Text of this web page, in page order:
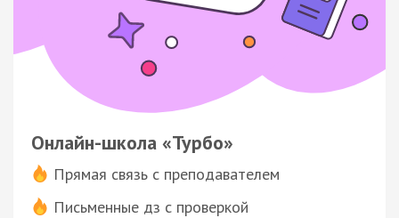
Онлайн-школа «Турбо»
Прямая связь с преподавателем
Письменные дз с проверкой